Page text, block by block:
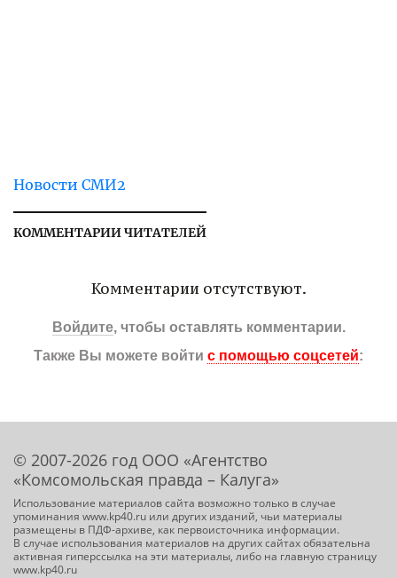
Новости СМИ2
КОММЕНТАРИИ ЧИТАТЕЛЕЙ
Комментарии отсутствуют.
Войдите, чтобы оставлять комментарии.
Также Вы можете войти с помощью соцсетей:
© 2007-2026 год ООО «Агентство
«Комсомольская правда – Калуга»
Использование материалов сайта возможно только в случае
упоминания www.kp40.ru или других изданий, чьи материалы
размещены в ПДФ-архиве, как первоисточника информации.
В случае использования материалов на других сайтах обязательна
активная гиперссылка на эти материалы, либо на главную страницу
www.kp40.ru